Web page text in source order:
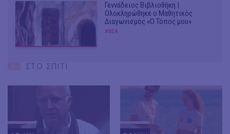
Γεννάδειος Βιβλιοθήκη |
Ολοκληρώθηκε ο Μαθητικός
Διαγωνισμός «Ο Τόπος μου»
#ΝΕΑ
ΣΤΟ ΣΠΙΤΙ